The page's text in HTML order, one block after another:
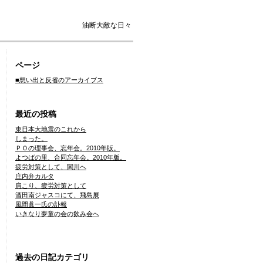
油断大敵な日々
ページ
■想い出と反省のアーカイブス
最近の投稿
東日本大地震のこれから
しまった。
ＰＯの理事会、忘年会。2010年版。
よつばの里、合同忘年会。2010年版。
疲労対策として、関川へ
庄内弁カルタ
肩こり、疲労対策として
酒田南ジャスコにて、飛島展
風間眞一氏の訃報
いきなり夢童の会の飲み会へ
過去の日記カテゴリ